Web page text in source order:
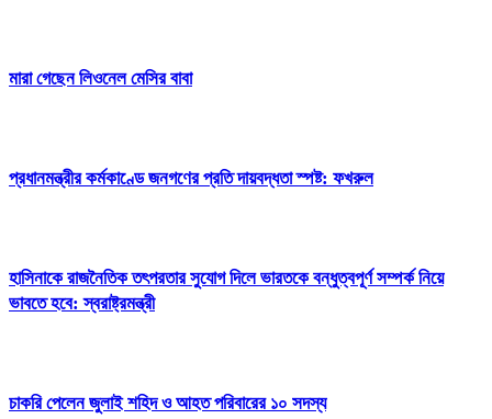
মারা গেছেন লিওনেল মেসির বাবা
প্রধানমন্ত্রীর কর্মকাণ্ডে জনগণের প্রতি দায়বদ্ধতা স্পষ্ট: ফখরুল
হাসিনাকে রাজনৈতিক তৎপরতার সুযোগ দিলে ভারতকে বন্ধুত্বপূর্ণ সম্পর্ক নিয়ে
ভাবতে হবে: স্বরাষ্ট্রমন্ত্রী
চাকরি পেলেন জুলাই শহিদ ও আহত পরিবারের ১০ সদস্য